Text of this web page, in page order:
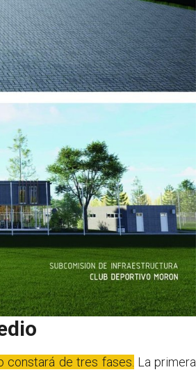
constará de tres fases. La primera